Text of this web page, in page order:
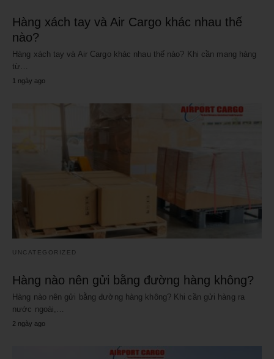
Hàng xách tay và Air Cargo khác nhau thế
nào?
Hàng xách tay và Air Cargo khác nhau thế nào? Khi cần mang hàng
từ…
1 ngày ago
UNCATEGORIZED
Hàng nào nên gửi bằng đường hàng không?
Hàng nào nên gửi bằng đường hàng không? Khi cần gửi hàng ra
nước ngoài,…
2 ngày ago